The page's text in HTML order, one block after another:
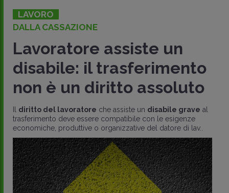
LAVORO
DALLA CASSAZIONE
Lavoratore assiste un
disabile: il trasferimento
non è un diritto assoluto
diritto del lavoratore che assiste un disabile grave al
trasferimento deve essere compatibile con le esigenze
economiche, produttive o organizzative del datore di lav..